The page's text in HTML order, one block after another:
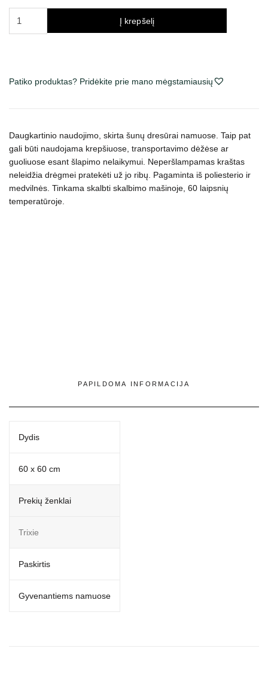
šunims,
cm,
1
vnt
Į krepšelį
Patiko produktas? Pridėkite prie mano mėgstamiausių
Daugkartinio naudojimo, skirta šunų dresūrai namuose. Taip pat
gali būti naudojama krepšiuose, transportavimo dėžėse ar
guoliuose esant šlapimo nelaikymui. Neperšlampamas kraštas
neleidžia drėgmei pratekėti už jo ribų. Pagaminta iš poliesterio ir
medvilnės. Tinkama skalbti skalbimo mašinoje, 60 laipsnių
temperatūroje.
PAPILDOMA INFORMACIJA
Dydis
60 x 60 cm
Prekių ženklai
Trixie
Paskirtis
Gyvenantiems namuose